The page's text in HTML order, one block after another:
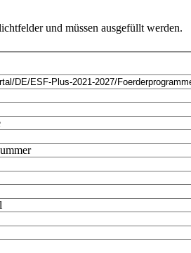
und müssen ausgefüllt werden.